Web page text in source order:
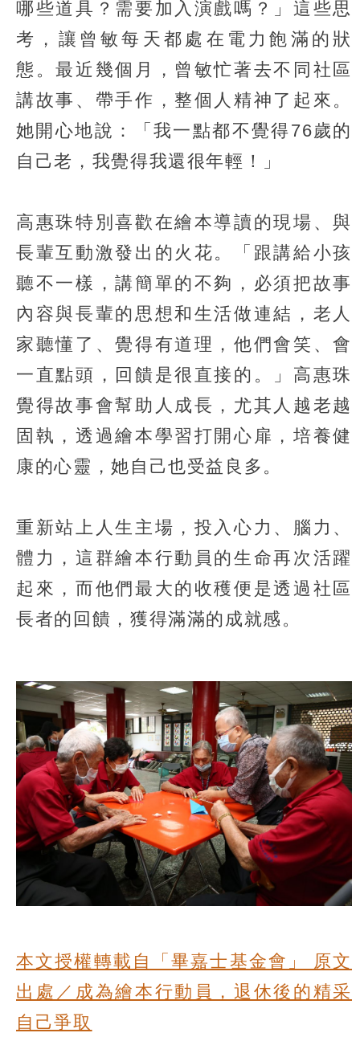
哪些道具？需要加入演戲嗎？」這些思
考，讓曾敏每天都處在電力飽滿的狀
態。最近幾個月，曾敏忙著去不同社區
講故事、帶手作，整個人精神了起來。
她開心地說：「我一點都不覺得76歲的
自己老，我覺得我還很年輕！」
高惠珠特別喜歡在繪本導讀的現場、與
長輩互動激發出的火花。「跟講給小孩
聽不一樣，講簡單的不夠，必須把故事
內容與長輩的思想和生活做連結，老人
家聽懂了、覺得有道理，他們會笑、會
一直點頭，回饋是很直接的。」高惠珠
覺得故事會幫助人成長，尤其人越老越
固執，透過繪本學習打開心扉，培養健
康的心靈，她自己也受益良多。
重新站上人生主場，投入心力、腦力、
體力，這群繪本行動員的生命再次活躍
起來，而他們最大的收穫便是透過社區
長者的回饋，獲得滿滿的成就感。
本文授權轉載自「畢嘉士基金會」 原文
出處／成為繪本行動員，退休後的精采
自己爭取